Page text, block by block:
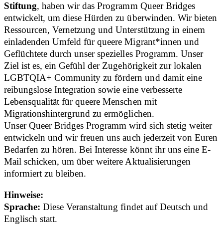
Stiftung, haben wir das Programm Queer Bridges
entwickelt, um diese Hürden zu überwinden. Wir bieten
Ressourcen, Vernetzung und Unterstützung in einem
einladenden Umfeld für queere Migrant*innen und
Geflüchtete durch unser spezielles Programm. Unser
Ziel ist es, ein Gefühl der Zugehörigkeit zur lokalen
LGBTQIA+ Community zu fördern und damit eine
reibungslose Integration sowie eine verbesserte
Lebensqualität für queere Menschen mit
Migrationshintergrund zu ermöglichen.
Unser Queer Bridges Programm wird sich stetig weiter
entwickeln und wir freuen uns auch jederzeit von Euren
Bedarfen zu hören. Bei Interesse könnt ihr uns eine E-
Mail schicken, um über weitere Aktualisierungen
informiert zu bleiben.
Hinweise:
Sprache: Diese Veranstaltung findet auf Deutsch und
Englisch statt.